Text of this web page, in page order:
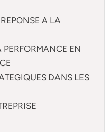
A LA
PERFORMANCE EN
DANS LES